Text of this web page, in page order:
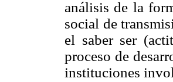
análisis de la
social de
el saber ser
proceso de
instituciones